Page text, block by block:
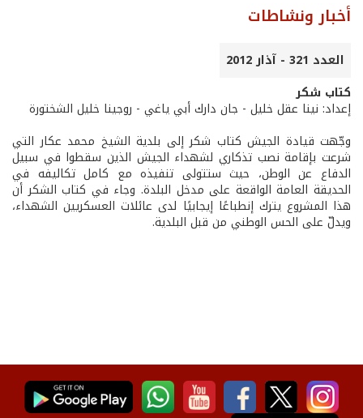
أخبار ونشاطات
العدد 321 - آذار 2012
كتاب شكر
إعداد: نينا عقل خليل - جان دارك أبي ياغي - روجينا خليل الشختورة
وجّهت قيادة الجيش كتاب شكر إلى بلدية الشيخ محمد عكار التي
شرعت بإقامة نصب تذكاري لشهداء الجيش الذين سقطوا في سبيل
الدفاع عن الوطن، حيث ستتولى تنفيذه مع كامل تكاليفه في
الحديقة العامة الواقعة على مدخل البلدة. وجاء في كتاب الشكر أن
هذا المشروع يترك إنطباعًا إيجابيًا لدى عائلات العسكريين الشهداء،
ويدلّ على الحس الوطني من قبل البلدية.